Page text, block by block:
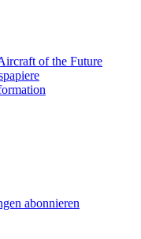
of the Future
abonnieren